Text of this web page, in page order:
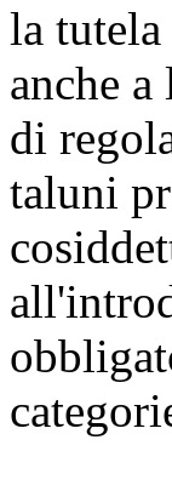
la
anche
di
taluni